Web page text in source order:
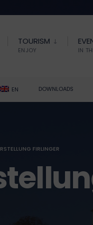
TOURISM
ENJOY IN
EN DOWNLOADS
FIRLINGER